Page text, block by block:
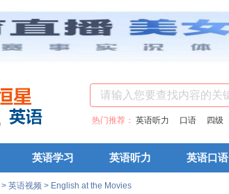
热门推荐： 英语听力 口语 四级
英语学习 英语听力 英语口语
> 英语视频 > English at the Movies